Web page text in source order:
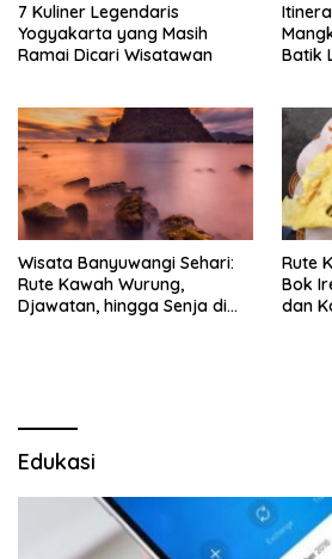
7 Kuliner Legendaris
Yogyakarta yang Masih
Ramai Dicari Wisatawan
Batik
Wisata Banyuwangi Sehari:
Rute Kawah Wurung,
Djawatan, hingga Senja di
Rute
Bok
dan
Edukasi